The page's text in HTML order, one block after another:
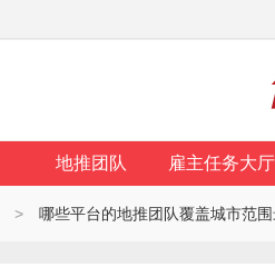
地推团队 雇主任务大厅
> 哪些平台的地推团队覆盖城市范